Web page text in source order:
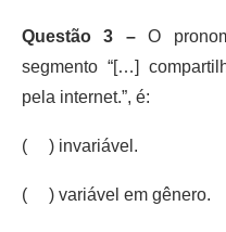
Questão 3 –O
segmento “[…]
pela internet.”, é:
( ) invariável.
( ) variável em gênero.